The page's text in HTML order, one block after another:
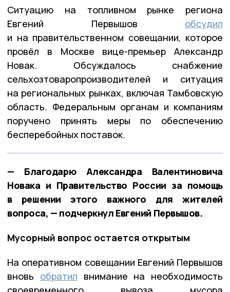
Ситуацию на топливном рынке региона
Евгений Первышов обсудил
и на правительственном совещании, которое
провёл в Москве вице-премьер Александр
Новак. Обсуждалось снабжение
сельхозтоваропроизводителей и ситуация
на региональных рынках, включая Тамбовскую
область. Федеральным органам и компаниям
поручено принять меры по обеспечению
бесперебойных поставок.
— Благодарю Александра Валентиновича
Новака и Правительство России за помощь
в решении этого важного для жителей
вопроса, — подчеркнул Евгений Первышов.
Мусорный вопрос остается открытым
На оперативном совещании Евгений Первышов
вновь обратил внимание на необходимость